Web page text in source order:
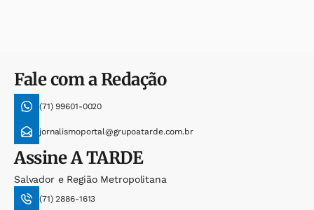
Fale com a Redação
(71) 99601-0020
jornalismoportal@grupoatarde.com.br
AssineA TARDE
Salvador e Região Metropolitana
(71) 2886-1613